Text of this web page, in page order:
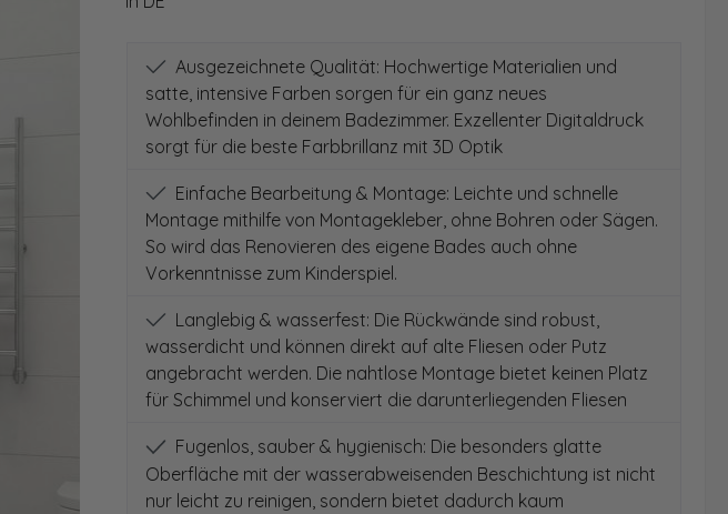
Ausgezeichnete Qualität: Hochwertige Materialien und
satte, intensive Farben sorgen für ein ganz neues
Wohlbefinden in deinem Badezimmer. Exzellenter Digitaldruck
sorgt für die beste Farbbrillanz mit 3D Optik
Einfache Bearbeitung & Montage: Leichte und schnelle
Montage mithilfe von Montagekleber, ohne Bohren oder Sägen.
So wird das Renovieren des eigene Bades auch ohne
Vorkenntnisse zum Kinderspiel.
Langlebig & wasserfest: Die Rückwände sind robust,
wasserdicht und können direkt auf alte Fliesen oder Putz
angebracht werden. Die nahtlose Montage bietet keinen Platz
für Schimmel und konserviert die darunterliegenden Fliesen
Fugenlos, sauber & hygienisch: Die besonders glatte
Oberfläche mit der wasserabweisenden Beschichtung ist nicht
nur leicht zu reinigen, sondern bietet dadurch kaum